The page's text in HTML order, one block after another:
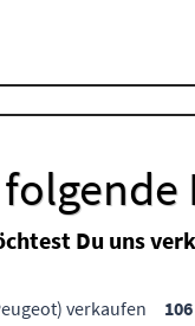
Du uns
verkaufen 106